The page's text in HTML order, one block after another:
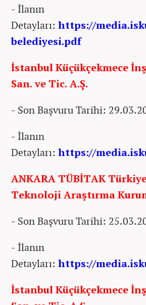
- İlanın
Detayları: https://
belediyesi.pdf
İstanbul Küçükçekmece
San. ve Tic. A.Ş.
- Son Başvuru Tarihi:
- İlanın
Detayları: https://
ANKARA TÜBİTAK
Teknoloji Araştırma
- Son Başvuru Tarihi:
- İlanın
Detayları: https://
İstanbul Küçükçekmece